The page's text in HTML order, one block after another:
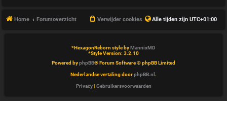
A Home Forumoverzicht Alle tijden zijn UTC+01:00
Verwijder cookies
*HexagonReborn style byMannixMD
*Style Version: 3.2.10
Powered byphpBB® Forum Software © phpBB Limited
Nederlandse vertaling doorphpBB.nl .
Privacy| Gebruikersvoorwaarden